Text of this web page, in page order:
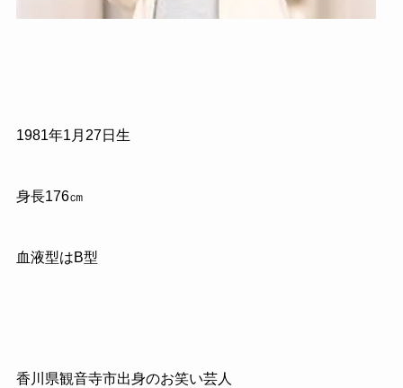
1981年1月27日生
身長176㎝
血液型はB型
香川県観音寺市出身のお笑い芸人